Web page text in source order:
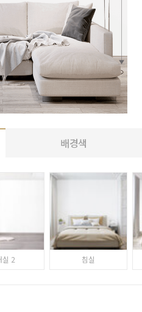
배경색
실 2 침실